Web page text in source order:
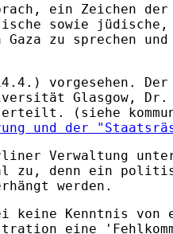
ein Zeichen
sowie
zu sprechen
vorgesehen. Der
Glasgow, Dr.
(siehe
und der
Verwaltung
zu, denn ein
werden.
Kenntnis von
eine